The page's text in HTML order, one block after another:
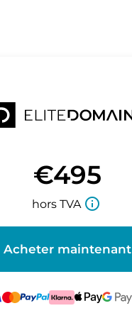
€495
hors TVA info_outline
Acheter maintenant